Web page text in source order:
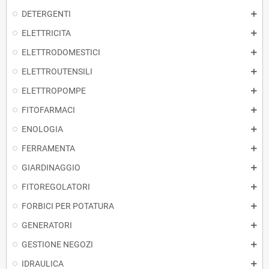
DETERGENTI
ELETTRICITA
ELETTRODOMESTICI
ELETTROUTENSILI
ELETTROPOMPE
FITOFARMACI
ENOLOGIA
FERRAMENTA
GIARDINAGGIO
FITOREGOLATORI
FORBICI PER POTATURA
GENERATORI
GESTIONE NEGOZI
IDRAULICA